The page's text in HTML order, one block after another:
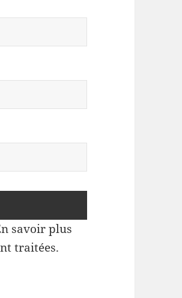
savoir plus
traitées.